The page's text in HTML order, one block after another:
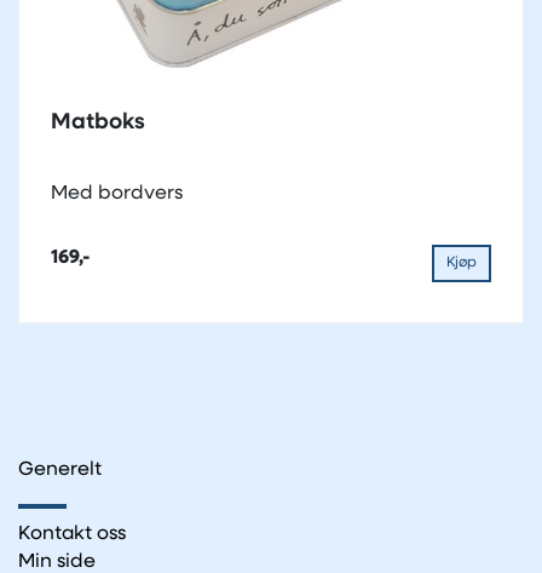
Matboks
Med bordvers
169,- Kjøp
Generelt
Kontakt oss
Min side